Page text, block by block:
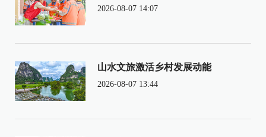
2026-08-07 14:07
山水文旅激活乡村发展动能
2026-08-07 13:44